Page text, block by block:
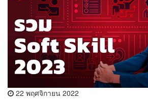
22 พฤศจิกายน 2022